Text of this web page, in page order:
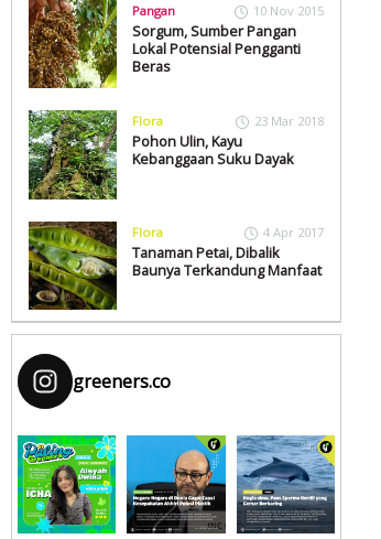
Pangan 10 Nov 2015
Sorgum, Sumber Pangan
Lokal Potensial Pengganti
Beras
Flora 23 Mar 2018
Pohon Ulin, Kayu
Kebanggaan Suku Dayak
Flora 4 Apr 2017
Tanaman Petai, Dibalik
Baunya Terkandung Manfaat
greeners.co